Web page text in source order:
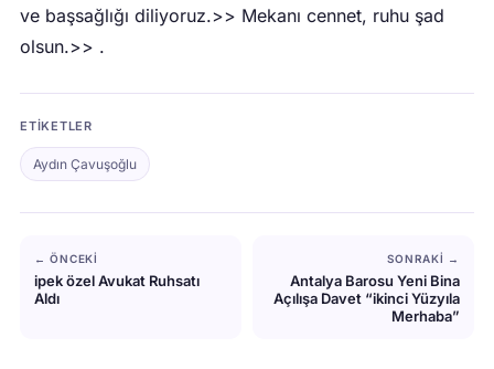
ve başsağlığı diliyoruz.>> Mekanı cennet, ruhu şad
olsun.>> .
ETIKETLER
Aydın Çavuşoğlu
← ÖNCEKI
ipek özel Avukat Ruhsatı
Aldı
SONRAKI →
Antalya Barosu Yeni Bina
Açılışa Davet “ikinci Yüzyıla
Merhaba”